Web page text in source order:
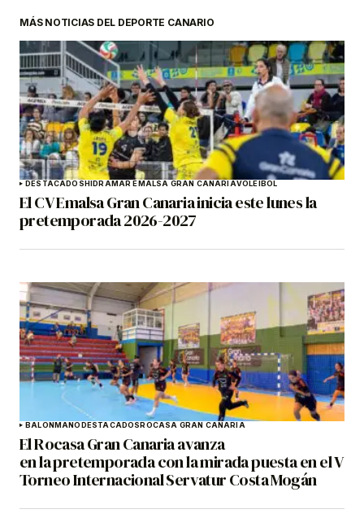
MÁS NOTICIAS DEL DEPORTE CANARIO
DESTACADOSHIDRAMAR EMALSA GRAN CANARIAVOLEIBOL
El CV Emalsa Gran Canaria inicia este lunes la
pretemporada 2026-2027
BALONMANODESTACADOSROCASA GRAN CANARIA
El Rocasa Gran Canaria avanza
en la pretemporada con la mirada puesta en el V
Torneo Internacional Servatur Costa Mogán